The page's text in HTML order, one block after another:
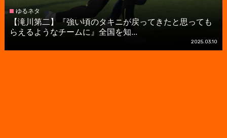
ゆるネタ
【滝川第二】『強い頃のタキニが戻ってきたと思っても
らえるようなチームに』全国を知...
2025.03.10